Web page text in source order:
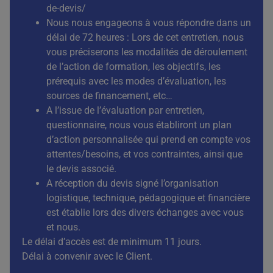
de-devis/
Nous nous engageons à vous répondre dans un
délai de 72 heures : Lors de cet entretien, nous
vous préciserons les modalités de déroulement
de l’action de formation, les objectifs, les
prérequis avec les modes d’évaluation, les
sources de financement, etc…
A l’issue de l’évaluation par entretien,
questionnaire, nous vous établiront un plan
d’action personnalisée qui prend en compte vos
attentes/besoins, et vos contraintes, ainsi que
le devis associé.
A réception du devis signé l’organisation
logistique, technique, pédagogique et financière
est établie lors des divers échanges avec vous
et nous.
Le délai d’accès est de minimum 11 jours.
Délai à convenir avec le Client.